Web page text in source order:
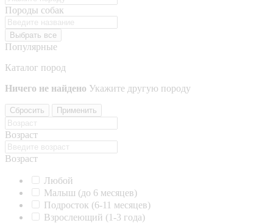
Породы собак
Выбрать все
Популярные
Каталог пород
Ничего не найдено Укажите другую породу
Сбросить Применить
Возраст
Возраст
Любой
Малыш (до 6 месяцев)
Подросток (6-11 месяцев)
Взрослеющий (1-3 года)